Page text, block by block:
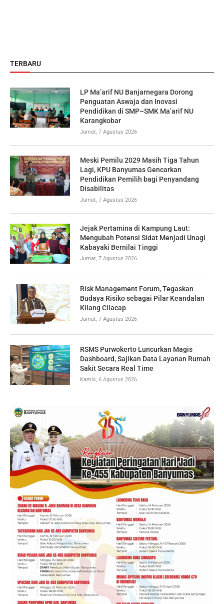
TERBARU
LP Ma’arif NU Banjarnegara Dorong
Penguatan Aswaja dan Inovasi
Pendidikan di SMP–SMK Ma’arif NU
Karangkobar
Jumat, 7 Agustus 2026
Meski Pemilu 2029 Masih Tiga Tahun
Lagi, KPU Banyumas Gencarkan
Pendidikan Pemilih bagi Penyandang
Disabilitas
Jumat, 7 Agustus 2026
Jejak Pertamina di Kampung Laut:
Mengubah Potensi Sidat Menjadi Unagi
Kabayaki Bernilai Tinggi
Jumat, 7 Agustus 2026
Risk Management Forum, Tegaskan
Budaya Risiko sebagai Pilar Keandalan
Kilang Cilacap
Jumat, 7 Agustus 2026
RSMS Purwokerto Luncurkan Magis
Dashboard, Sajikan Data Layanan Rumah
Sakit Secara Real Time
Kamis, 6 Agustus 2026